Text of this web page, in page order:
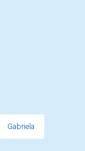
Gabriela